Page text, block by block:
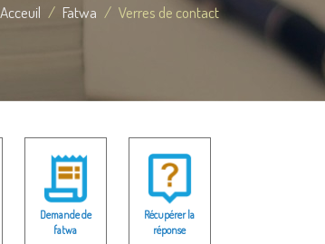
Acceuil Fatwa Verres de contact
Demande de
fatwa
Récupérer la
réponse